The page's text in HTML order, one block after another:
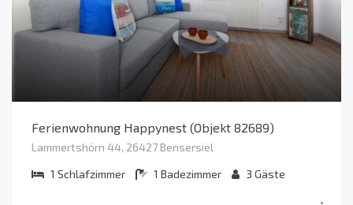
Ferienwohnung Happynest (Objekt 82689)
Lammertshörn 44, 26427 Bensersiel
1 Schlafzimmer 1 Badezimmer 3 Gäste